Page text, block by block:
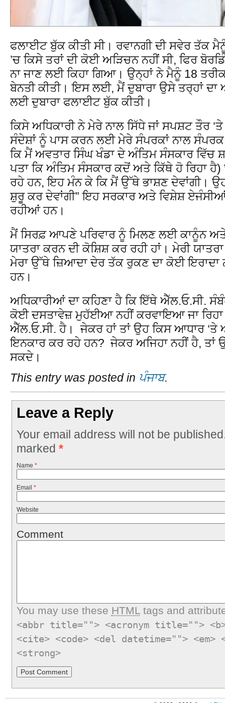
ਫਲਾਈਟ ਬੁੱਕ ਕੀਤੀ ਸੀ। ਰਵਾਨਗੀ ਦੀ ਸਵੇਰ ਤੱਕ
’ਚ ਕਿਸੇ ਤਰਾਂ ਦੀ ਕੋਈ ਅੜਿਚਨ ਨਹੀਂ ਸੀ, ਫਿਰ
ਨਾ ਜਾਣ ਲਈ ਕਿਹਾ ਗਿਆ। ਉਨ੍ਹਾਂ ਨੇ ਮੈਨੂੰ 18
ਬੇਨਤੀ ਕੀਤੀ। ਇਸ ਲਈ, ਮੈਂ ਦੁਬਾਰਾ ਉਸੇ ਤਰ੍ਹਾਂ
ਲਈ ਦੁਬਾਰਾ ਫਲਾਈਟ ਬੁੱਕ ਕੀਤੀ।
ਕਿਸੇ ਅਧਿਕਾਰੀ ਨੇ ਮੇਰੇ ਨਾਲ ਸਿੱਧੇ ਜਾਂ ਸਪਸ਼ਟ ਤੌਰ
ਸੰਦੇਸ਼ਾਂ ਨੂੰ ਪਾਸ ਕਰਨ ਲਈ ਮੇਰੇ ਸੰਪਰਕਾਂ ਨਾਲ
ਕਿ ਮੈਂ ਅਵਤਾਰ ਸਿੰਘ ਖੰਡਾ ਦੇ ਅੰਤਿਮ ਸੰਸਕਾਰ ਵਿੱਚ
ਪਤਾ ਕਿ ਅੰਤਿਮ ਸੰਸਕਾਰ ਕਦੋਂ ਅਤੇ ਕਿੱਥੇ ਹੋ ਰਿਹਾ
ਰਹੇ ਹਨ, ਇਹ ਮੰਨ ਕੇ ਕਿ ਮੈਂ ਉੱਥੇ ਭਾਸ਼ਣ ਦੇਵਾਂਗੀ।
ਸ਼ੁਰੂ ਕਰ ਦੇਵਾਂਗੀ” ਇਹ ਸਰਕਾਰ ਅਤੇ ਵਿਸ਼ੇਸ਼
ਰਹੀਆਂ ਹਨ।
ਮੈਂ ਸਿਰਫ਼ ਆਪਣੇ ਪਰਿਵਾਰ ਨੂੰ ਮਿਲਣ ਲਈ ਕਾਨੂੰਨ ਅਤੇ
ਯਾਤਰਾ ਕਰਨ ਦੀ ਕੋਸ਼ਿਸ਼ ਕਰ ਰਹੀ ਹਾਂ। ਮੇਰੀ
ਮੇਰਾ ਉੱਥੇ ਜ਼ਿਆਦਾ ਦੇਰ ਤੱਕ ਰੁਕਣ ਦਾ ਕੋਈ ਇਰਾਦਾ
ਹਨ।
ਅਧਿਕਾਰੀਆਂ ਦਾ ਕਹਿਣਾ ਹੈ ਕਿ ਇੱਥੇ ਐੱਲ.ਓ.ਸੀ.
ਕੋਈ ਦਸਤਾਵੇਜ਼ ਮੁਹੱਈਆ ਨਹੀਂ ਕਰਵਾਇਆ ਜਾ ਰਿਹਾ
ਐੱਲ.ਓ.ਸੀ. ਹੈ। ਜੇਕਰ ਹਾਂ ਤਾਂ ਉਹ ਕਿਸ ਆਧਾਰ ‘ਤੇ
ਇਨਕਾਰ ਕਰ ਰਹੇ ਹਨ? ਜੇਕਰ ਅਜਿਹਾ ਨਹੀਂ ਹੈ, ਤਾਂ
ਸਕਦੇ।
This entry was posted in ਪੰਜਾਬ.
Leave a Reply
Your email address will not be
marked *
Name *
Email *
Website
Comment
You may use these HTMLtags and
<abbr title=""> <acronym title="">
<cite> <code> <del datetime="">
<strong>